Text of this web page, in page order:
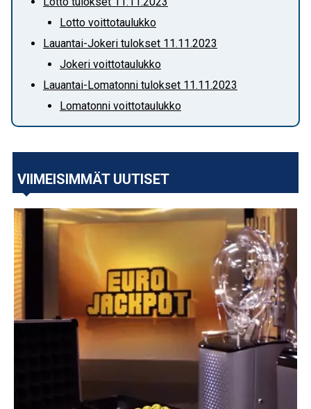
Lotto voittotaulukko
Lauantai-Jokeri tulokset 11.11.2023
Jokeri voittotaulukko
Lauantai-Lomatonni tulokset 11.11.2023
Lomatonni voittotaulukko
VIIMEISIMMÄT UUTISET